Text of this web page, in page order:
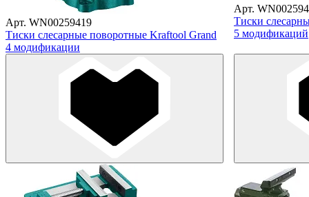
Арт. WN00259419
Тиски слесарные поворотные Kraftool Grand
4 модификации
Арт.
Тиски
5 модификаций